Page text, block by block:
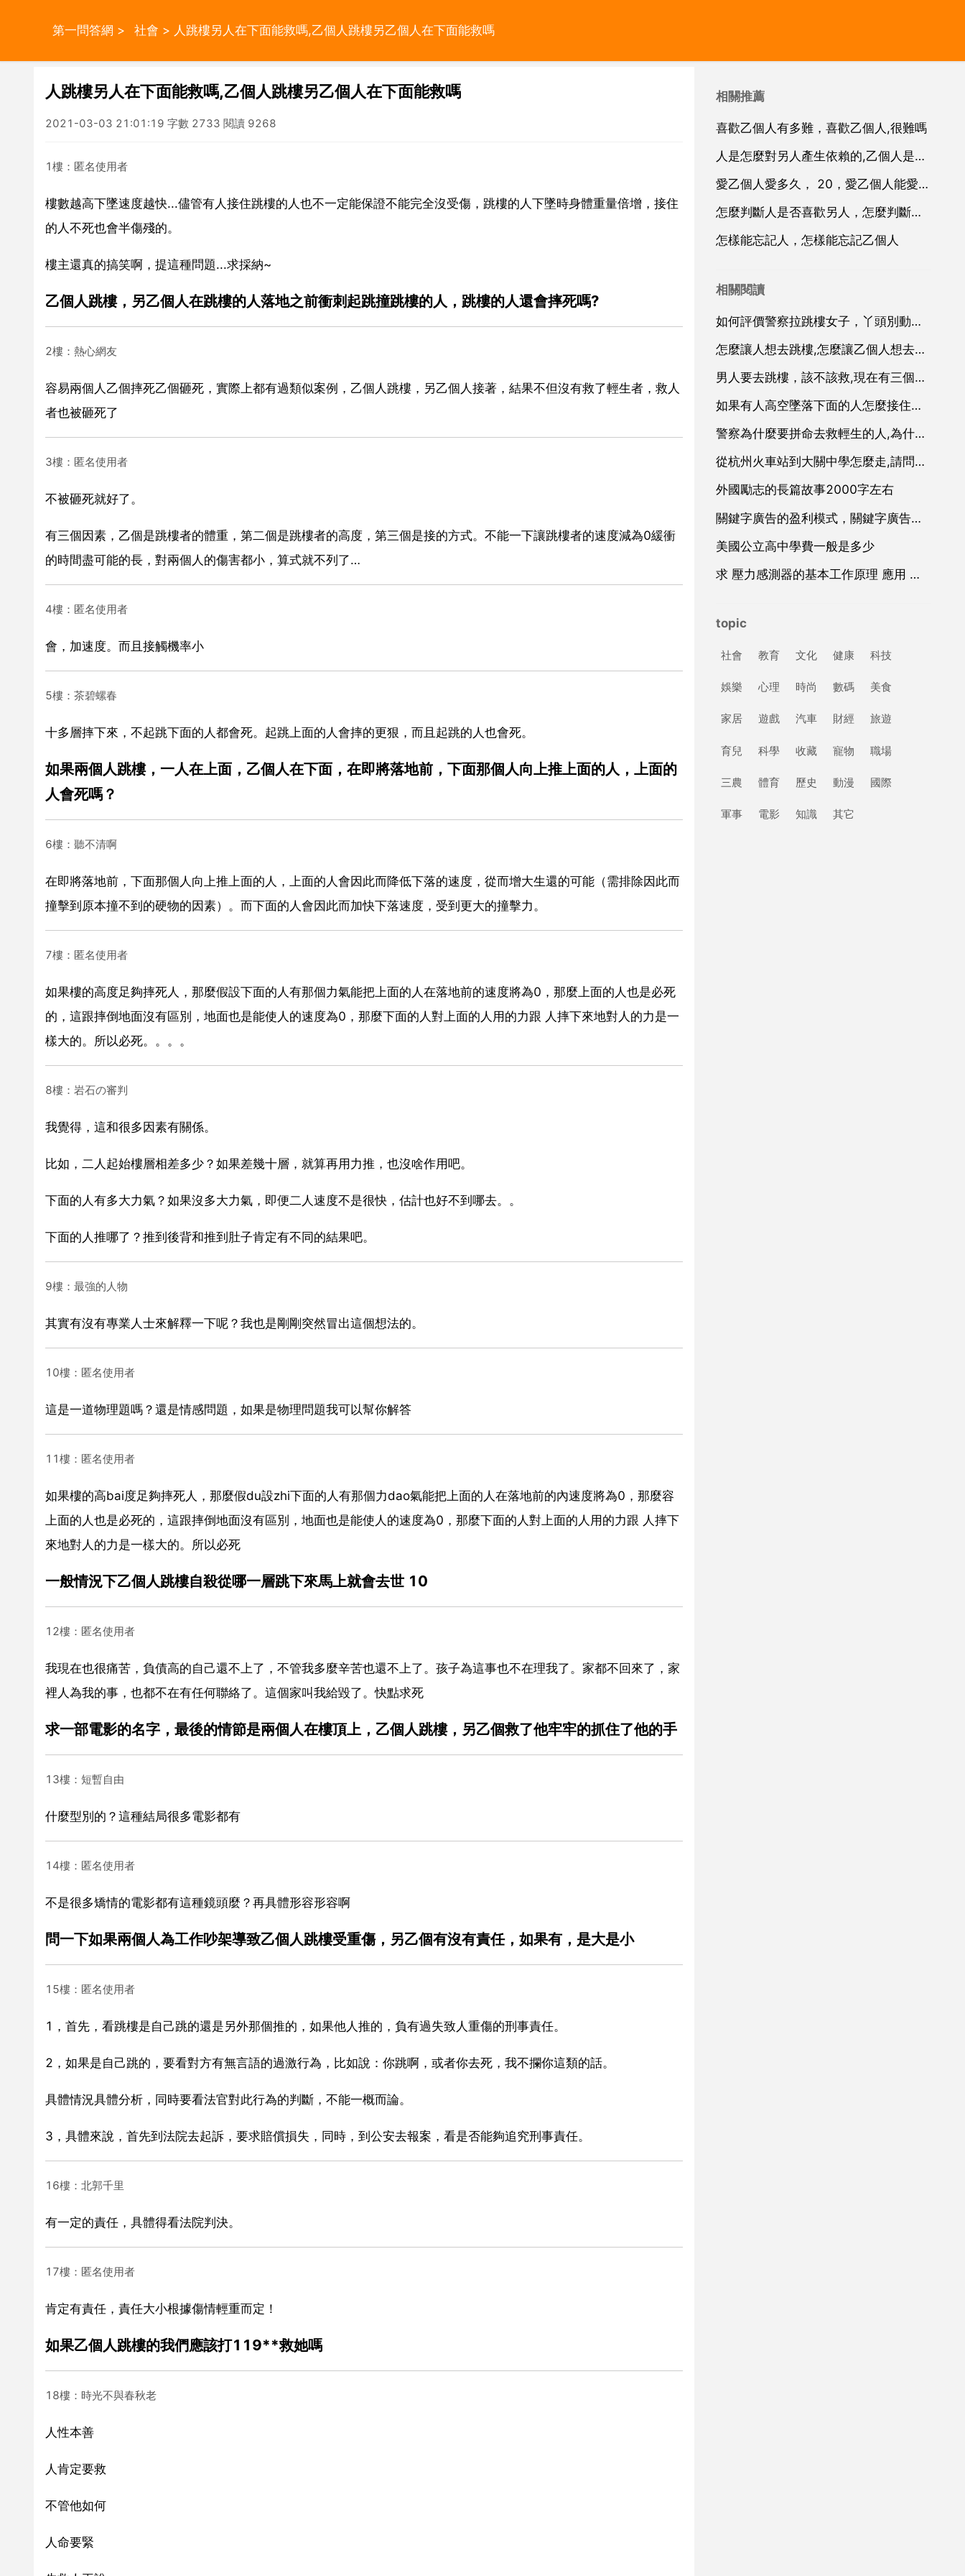
第一問答網 > 社會 > 人跳樓另人在下面能救嗎,乙個人跳樓另乙個人在下面能救嗎
人跳樓另人在下面能救嗎,乙個人跳樓另乙個人在下面能救嗎
2021-03-03 21:01:19 字數 2733 閱讀 9268
1樓：匿名使用者
樓數越高下墜速度越快...儘管有人接住跳樓的人也不一定能保證不能完全沒受傷，跳樓的人下墜時身體重量倍增，接住
的人不死也會半傷殘的。
樓主還真的搞笑啊，提這種問題...求採納~
乙個人跳樓，另乙個人在跳樓的人落地之前衝刺起跳撞跳樓的人，跳樓的人還會摔死嗎?
2樓：熱心網友
容易兩個人乙個摔死乙個砸死，實際上都有過類似案例，乙個人跳樓，另乙個人接著，結果不但沒有救了輕生者，救人
者也被砸死了
3樓：匿名使用者
不被砸死就好了。
有三個因素，乙個是跳樓者的體重，第二個是跳樓者的高度，第三個是接的方式。不能一下讓跳樓者的速度減為0緩衝
的時間盡可能的長，對兩個人的傷害都小，算式就不列了…
4樓：匿名使用者
會，加速度。而且接觸機率小
5樓：茶碧螺春
十多層摔下來，不起跳下面的人都會死。起跳上面的人會摔的更狠，而且起跳的人也會死。
如果兩個人跳樓，一人在上面，乙個人在下面，在即將落地前，下面那個人向上推上面的人，上面的
人會死嗎？
6樓：聽不清啊
在即將落地前，下面那個人向上推上面的人，上面的人會因此而降低下落的速度，從而增大生還的可能（需排除因此而
撞擊到原本撞不到的硬物的因素）。而下面的人會因此而加快下落速度，受到更大的撞擊力。
7樓：匿名使用者
如果樓的高度足夠摔死人，那麼假設下面的人有那個力氣能把上面的人在落地前的速度將為0，那麼上面的人也是必死
的，這跟摔倒地面沒有區別，地面也是能使人的速度為0，那麼下面的人對上面的人用的力跟 人摔下來地對人的力是一
樣大的。所以必死。。。。
8樓：岩石の審判
我覺得，這和很多因素有關係。
比如，二人起始樓層相差多少？如果差幾十層，就算再用力推，也沒啥作用吧。
下面的人有多大力氣？如果沒多大力氣，即便二人速度不是很快，估計也好不到哪去。。
下面的人推哪了？推到後背和推到肚子肯定有不同的結果吧。
9樓：最強的人物
其實有沒有專業人士來解釋一下呢？我也是剛剛突然冒出這個想法的。
10樓：匿名使用者
這是一道物理題嗎？還是情感問題，如果是物理問題我可以幫你解答
11樓：匿名使用者
如果樓的高bai度足夠摔死人，那麼假du設zhi下面的人有那個力dao氣能把上面的人在落地前的內速度將為0，那麼容
上面的人也是必死的，這跟摔倒地面沒有區別，地面也是能使人的速度為0，那麼下面的人對上面的人用的力跟 人摔下
來地對人的力是一樣大的。所以必死
一般情況下乙個人跳樓自殺從哪一層跳下來馬上就會去世 10
12樓：匿名使用者
我現在也很痛苦，負債高的自己還不上了，不管我多麼辛苦也還不上了。孩子為這事也不在理我了。家都不回來了，家
裡人為我的事，也都不在有任何聯絡了。這個家叫我給毀了。快點求死
求一部電影的名字，最後的情節是兩個人在樓頂上，乙個人跳樓，另乙個救了他牢牢的抓住了他的手
13樓：短暫自由
什麼型別的？這種結局很多電影都有
14樓：匿名使用者
不是很多矯情的電影都有這種鏡頭麼？再具體形容形容啊
問一下如果兩個人為工作吵架導致乙個人跳樓受重傷，另乙個有沒有責任，如果有，是大是小
15樓：匿名使用者
1，首先，看跳樓是自己跳的還是另外那個推的，如果他人推的，負有過失致人重傷的刑事責任。
2，如果是自己跳的，要看對方有無言語的過激行為，比如說：你跳啊，或者你去死，我不攔你這類的話。
具體情況具體分析，同時要看法官對此行為的判斷，不能一概而論。
3，具體來說，首先到法院去起訴，要求賠償損失，同時，到公安去報案，看是否能夠追究刑事責任。
16樓：北郭千里
有一定的責任，具體得看法院判決。
17樓：匿名使用者
肯定有責任，責任大小根據傷情輕重而定！
如果乙個人跳樓的我們應該打119**救她嗎
18樓：時光不與春秋老
人性本善
人肯定要救
不管他如何
人命要緊
相關推薦
喜歡乙個人有多難，喜歡乙個人,很難嗎
人是怎麼對另人產生依賴的,乙個人是怎麼對另乙個人產生依賴的
愛乙個人愛多久， 20，愛乙個人能愛多久？
怎麼判斷人是否喜歡另人，怎麼判斷一個人是否喜歡另一個人？
怎樣能忘記人，怎樣能忘記乙個人
相關閱讀
如何評價警察拉跳樓女子，丫頭別動，你一動就死了
怎麼讓人想去跳樓,怎麼讓乙個人想去跳樓？
男人要去跳樓，該不該救,現在有三個男人要跳樓問那個女人必須要救其中乙個你會救誰
如果有人高空墜落下面的人怎麼接住才最安全
警察為什麼要拼命去救輕生的人,為什麼要挽救要自殺的人
從杭州火車站到大關中學怎麼走,請問杭州東火車站到大關中學怎麼搭公車去啊,在附近租房間哪裡會比較便宜
外國勵志的長篇故事2000字左右
關鍵字廣告的盈利模式，關鍵字廣告廣告
美國公立高中學費一般是多少
求 壓力感測器的基本工作原理 應用 和設計 方面的資料
topic
社會 教育 文化 健康 科技
娛樂 心理 時尚 數碼 美食
家居 遊戲 汽車 財經 旅遊
育兒 科學 收藏 寵物 職場
三農 體育 歷史 動漫 國際
軍事 電影 知識 其它